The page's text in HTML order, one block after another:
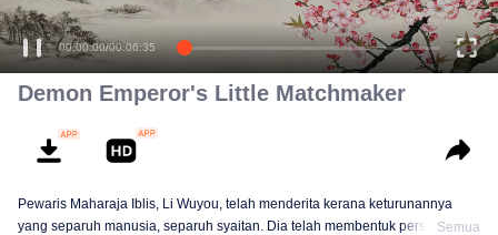
00:00:00/00:06:35
Demon Emperor's Little Matchmaker
Pewaris Maharaja Iblis, Li Wuyou, telah menderita kerana keturunannya
yang separuh manusia, separuh syaitan. Dia telah membentuk personaliti
Semua